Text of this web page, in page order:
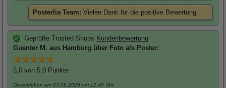
Posterlia Team: Vielen Dank für die positive Bewertung.
Geprüfte Trusted Shops Kundenbewertung
Guenter M. aus Hamburg über Foto als Poster:
5,0 von 5,0 Punkte
Geschrieben am 03.06.2026 um 12:40 Uhr